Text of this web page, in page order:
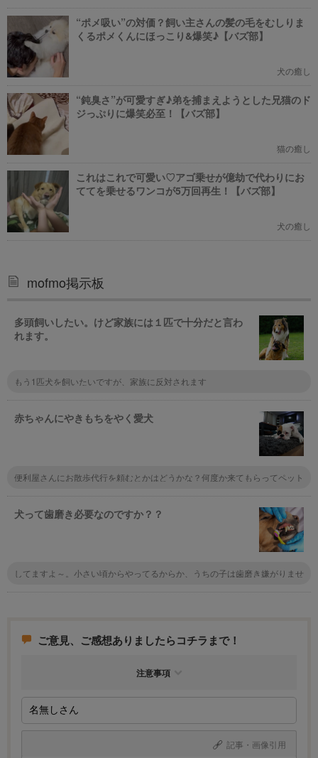
“ポメ吸い”の対価？飼い主さんの髪の毛をむしりま
くるポメくんにほっこり&爆笑♪【バズ部】
犬の癒し
“鈍臭さ”が可愛すぎ♪弟を捕まえようとした兄猫のド
ジっぷりに爆笑必至！【バズ部】
猫の癒し
これはこれで可愛い♡アゴ乗せが億劫で代わりにお
ててを乗せるワンコが5万回再生！【バズ部】
犬の癒し
mofmo掲示板
多頭飼いしたい。けど家族には１匹で十分だと言わ
れます。
もう1匹犬を飼いたいですが、家族に反対されます
赤ちゃんにやきもちをやく愛犬
便利屋さんにお散歩代行を頼むとかはどうかな？何度か来てもらってペット
を頼んで赤ちゃんを預けて犬と遊んであげる。家事代行を頼んで家事の時間
をペットに充てるとか。
犬って歯磨き必要なのですか？？
してますよ～。小さい頃からやってるからか、うちの子は歯磨き嫌がりませ
ことにもなるので、健康のためには絶対にしたほうがいいですよ。
ご意見、ご感想ありましたらコチラまで！
注意事項
記事・画像引用